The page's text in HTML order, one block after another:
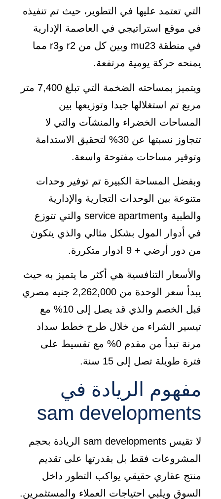
التي تعتمد عليها في التطوير، حيث تم تنفيذه
في موقع استراتيجي في العاصمة الإدارية
في منطقة mu23 وبين كل من r2 وr3 مما
يمنحه حركة يومية مرتفعة.
ويتميز بمساحته الضخمة التي تبلغ 7,400 متر
مربع تم استغلالها جيدا وتوزيعها بين
المساحات الخضراء والمنشآت والتي لا
تتجاوز نسبتها عن 30% لتحقيق الاستدامة
وتوفير مساحات مفتوحة واسعة.
وبفضل المساحة الكبيرة تم توفير وحدات
متنوعة بين الوحدات التجارية والإدارية
والطبية وservice apartment والتي تتوزع
في أدوار المول بشكل مثالي والذي يتكون
من دور أرضي + 9 ادوار متكررة.
والأسعار التنافسية هي أكثر ما يتميز به حيث
يبدأ سعر الوحدة من 2,262,000 جنيه مصري
قبل الخصم والذي قد يصل إلى 10% مع
تيسير الشراء من خلال طرح خطط سداد
مرنة تبدأ من مقدم 0% مع تقسيط على
فترة طويلة تصل إلى 15 سنة.
مفهوم الريادة في
sam developments
لا تقيس sam developments الريادة بحجم
المشروعات فقط بل بقدرتها على تقديم
منتج عقاري حقيقي يواكب التطور داخل
السوق ويلبي احتياجات العملاء والمستثمرين.